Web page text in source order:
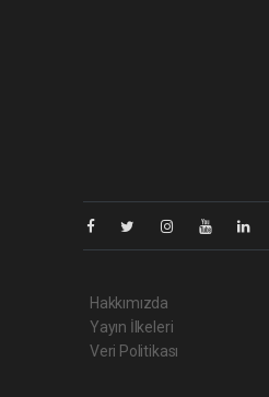
Hakkımızda
Yayın İlkeleri
Veri Politikası